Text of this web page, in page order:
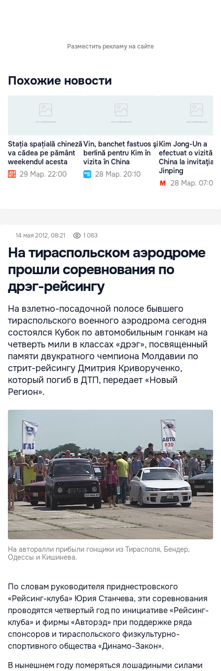
Разместить рекламу на сайте
Похожие новости
Stația spațială chineză
va cădea pe pământ
weekendul acesta
29 Мар. 22:00
Vin, banchet fastuos şi
berlină pentru Kim în
vizita în China
28 Мар. 20:10
Kim Jong-Un a
efectuat o vizită în
China la invitaţia
Jinping
28 Мар. 07:00
14 мая 2012, 08:21 1 063
На тираспольском аэродроме
прошли соревнования по
дрэг-рейсингу
На взлетно-посадочной полосе бывшего
тираспольского военного аэродрома сегодня
состоялся Кубок по автомобильным гонкам на
четверть мили в классах «дрэг», посвященный
памяти двукратного чемпиона Молдавии по
стрит-рейсингу Дмитрия Криворученко,
который погиб в ДТП, передает «Новый
Регион».
На авторалли прибыли гонщики из Тирасполя, Бендер,
Одессы и Кишинева.
По словам руководителя приднестровского
«Рейсинг-клуба» Юрия Станчева, эти соревнования
проводятся четвертый год по инициативе «Рейсинг-
клуба» и фирмы «Авторэд» при поддержке ряда
спонсоров и тираспольского физкультурно-
спортивного общества «Динамо-Закон».
В нынешнем году померяться лошадиными силами